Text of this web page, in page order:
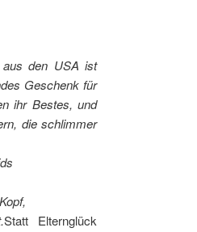
aus den USA ist
Geschenk für
ihr Bestes, und
die schlimmer
Statt Elternglück